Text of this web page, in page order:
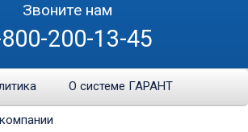
Звоните нам
200-13-45
О системе ГАРАНТ